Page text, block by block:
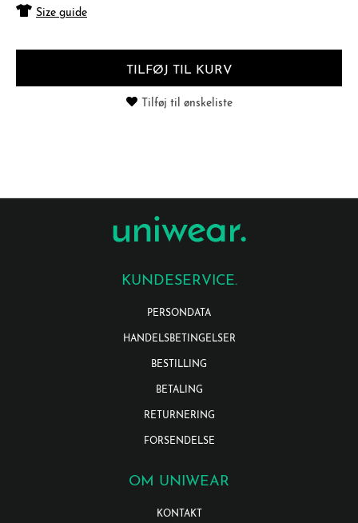
Size guide
TILFØJ TIL KURV
Tilføj til ønskeliste
KUNDESERVICE.
PERSONDATA
HANDELSBETINGELSER
BESTILLING
BETALING
RETURNERING
FORSENDELSE
OM UNIWEAR
KONTAKT